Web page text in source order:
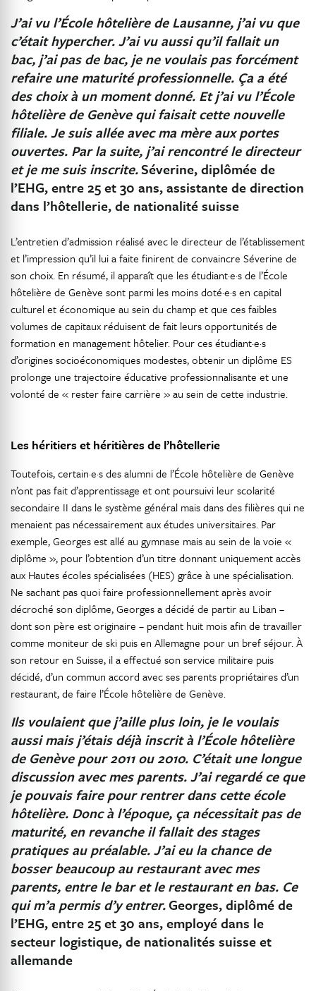
J’ai vu l’École hôtelière de Lausanne, j’ai vu que
c’était hypercher. J’ai vu aussi qu’il fallait un
bac, j’ai pas de bac, je ne voulais pas forcément
refaire une maturité professionnelle. Ça a été
des choix à un moment donné. Et j’ai vu l’École
hôtelière de Genève qui faisait cette nouvelle
filiale. Je suis allée avec ma mère aux portes
ouvertes. Par la suite, j’ai rencontré le directeur
et je me suis inscrite.Séverine, diplômée de
l’EHG, entre 25 et 30 ans, assistante de direction
dans l’hôtellerie, de nationalité suisse
L’entretien d’admission réalisé avec le directeur de l’établissement
et l’impression qu’il lui a faite finirent de convaincre Séverine de
son choix. En résumé, il apparaît que les étudiant·e·s de l’École
hôtelière de Genève sont parmi les moins doté·e·s en capital
culturel et économique au sein du champ et que ces faibles
volumes de capitaux réduisent de fait leurs opportunités de
formation en management hôtelier. Pour ces étudiant·e·s
d’origines socioéconomiques modestes, obtenir un diplôme ES
prolonge une trajectoire éducative professionnalisante et une
volonté de « rester faire carrière » au sein de cette industrie.
Les héritiers et héritières de l’hôtellerie
Toutefois, certain·e·s des alumni de l’École hôtelière de Genève
n’ont pas fait d’apprentissage et ont poursuivi leur scolarité
secondaire II dans le système général mais dans des filières qui ne
menaient pas nécessairement aux études universitaires. Par
exemple, Georges est allé au gymnase mais au sein de la voie «
diplôme », pour l’obtention d’un titre donnant uniquement accès
aux Hautes écoles spécialisées (HES) grâce à une spécialisation.
Ne sachant pas quoi faire professionnellement après avoir
décroché son diplôme, Georges a décidé de partir au Liban –
dont son père est originaire – pendant huit mois afin de travailler
comme moniteur de ski puis en Allemagne pour un bref séjour. À
son retour en Suisse, il a effectué son service militaire puis
décidé, d’un commun accord avec ses parents propriétaires d’un
restaurant, de faire l’École hôtelière de Genève.
Ils voulaient que j’aille plus loin, je le voulais
aussi mais j’étais déjà inscrit à l’École hôtelière
de Genève pour 2011 ou 2010. C’était une longue
discussion avec mes parents. J’ai regardé ce que
je pouvais faire pour rentrer dans cette école
hôtelière. Donc à l’époque, ça nécessitait pas de
maturité, en revanche il fallait des stages
pratiques au préalable. J’ai eu la chance de
bosser beaucoup au restaurant avec mes
parents, entre le bar et le restaurant en bas. Ce
qui m’a permis d’y entrer.Georges, diplômé de
l’EHG, entre 25 et 30 ans, employé dans le
secteur logistique, de nationalités suisse et
allemande